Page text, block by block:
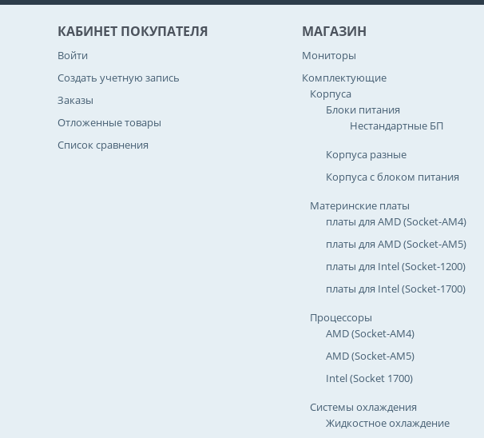
КАБИНЕТ ПОКУПАТЕЛЯ
Войти
Создать учетную запись
Заказы
Отложенные товары
Список сравнения
МАГАЗИН
Мониторы
Комплектующие
Корпуса
Блоки питания
Нестандартные БП
Корпуса разные
Корпуса с блоком питания
Материнские платы
платы для AMD (Socket-AM4)
платы для AMD (Socket-AM5)
платы для Intel (Socket-1200)
платы для Intel (Socket-1700)
Процессоры
AMD (Socket-AM4)
AMD (Socket-AM5)
Intel (Socket 1700)
Системы охлаждения
Жидкостное охлаждение